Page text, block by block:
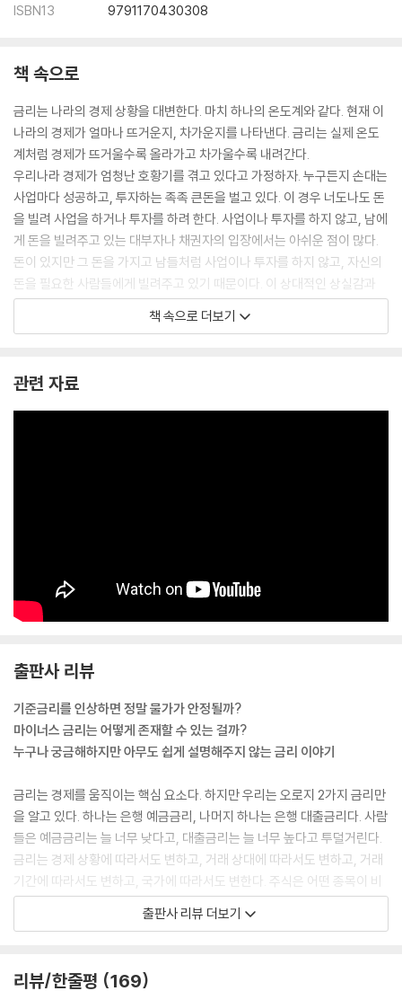
중국 외환보유고의 강력함, 그리고 그 한계
PART 6
양적완화가 정말 돈을 찍어내는 거라고?
금융위기의 범인은 금리다
재정위기의 확산, 재정긴축이 정답일까?
마이너스 금리는 어떻게 존재할 수 있는 것일까?
저금리 정책, 그 득과 실을 논하다
1997년 IMF의 결정은 옳은 것이었나?
터키는 왜 2018년에 금리를 인상할 수밖에 없었나
ISBN13
9791170430308
책 속으로
금리는 나라의 경제 상황을 대변한다. 마치 하나의 온도계와 같다. 현재 이
나라의 경제가 얼마나 뜨거운지, 차가운지를 나타낸다. 금리는 실제 온도
계처럼 경제가 뜨거울수록 올라가고 차가울수록 내려간다.
우리나라 경제가 엄청난 호황기를 겪고 있다고 가정하자. 누구든지 손대는
사업마다 성공하고, 투자하는 족족 큰돈을 벌고 있다. 이 경우 너도나도 돈
을 빌려 사업을 하거나 투자를 하려 한다. 사업이나 투자를 하지 않고, 남에
게 돈을 빌려주고 있는 대부자나 채권자의 입장에서는 아쉬운 점이 많다.
돈이 있지만 그 돈을 가지고 남들처럼 사업이나 투자를 하지 않고, 자신의
돈을 필요한 사람들에게 빌려주고 있기 때문이다. 이 상대적인 상실감과
피해의식은 금리를 높임으로써 해결된다. 즉 이자를 더 받으면 된다. 다만
그 이자는 빌려가는 사람이 얻을 수 있는 기대이익을 넘을 순 없다. 만약 그
항상 그렇듯이 위기 이전에는 경제의 호황, 그리고 그에 따른 거품의 형성
찾을 수 없게 되었고, 1931년에는 한 해 동안 2,300개의 은행이 문을 닫았
다. 극도의 신용경색 현상이 나타났고, 사람들은 일시에 예금을 찾기 위해
을 수밖에 없었으며, 빌린 돈으로 사업을 하고 공장을 돌리던 사업가들 역
--- p.57
한국은행은 이렇게 가장 대표적인 3가지 방법으로 이 나라의 통화정책을
국은행은 경제성장을 위해 국민과 기업인들을 최대한 지원하되, 그 과정에
서 눈이 멀어 놓칠 수 있는 물가안정이라는 중대 목표를 이루기 위해 나라
의 경제를 감시해야 하는 임무가 있다. 어떻게 보면 사람들에게 환호성을
받을 수 있는 자리는 분명 아니다. 경제가 좋을 때 “금리를 올려 물가를 안
정시켜야 합니다!”라고 외쳐봐야 서민들의 이자부담만 늘리는 나쁜 기관
이라는 지탄도 받을 수 있다. 그래도 할 일을 해야 한다. 누가 뭐래도 꿋꿋
해야 한다. 그래서 중앙은행인 한국은행의 독립성은 꼭 필요한 것이다.
제를 운영한다. 정부와 정치인들이 인기에 영합한 정책을 쏟아내다 보면
책 속으로 더보기
관련 자료
출판사 리뷰
기준금리를 인상하면 정말 물가가 안정될까?
마이너스 금리는 어떻게 존재할 수 있는 걸까?
누구나 궁금해하지만 아무도 쉽게 설명해주지 않는 금리 이야기
금리는 경제를 움직이는 핵심 요소다. 하지만 우리는 오로지 2가지 금리만
을 알고 있다. 하나는 은행 예금금리, 나머지 하나는 은행 대출금리다. 사람
들은 예금금리는 늘 너무 낮다고, 대출금리는 늘 너무 높다고 투덜거린다.
금리는 경제 상황에 따라서도 변하고, 거래 상대에 따라서도 변하고, 거래
기간에 따라서도 변하고, 국가에 따라서도 변한다. 주식은 어떤 종목이 비
싸고 싼지 그렇게 치열하게 고민하면서도 금리에 대해서는 왜 그저 받아들
이고만 있는가. 이처럼 누구나 궁금해하지만 아무도 쉽게 설명해주지 않는
출판사 리뷰 더보기
리뷰/한줄평 169